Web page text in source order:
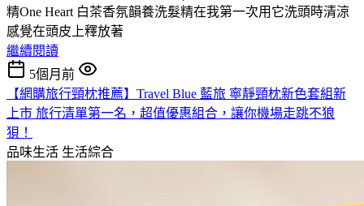
精One Heart 白茶香氛韻養洗髮精在我第一次用它洗頭時清涼
感覺在頭皮上釋放著
繼續閱讀
5個月前
【網購旅行頸枕推薦】Travel Blue 藍旅 寧靜頸枕新色套組新
上市 旅行清單第一名，超值優惠組合，讓你機場走跳不狼
狽！
品味生活 生活綜合